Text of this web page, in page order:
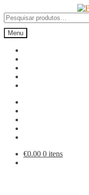
para
a
navegação
para
o
conteúdo
Pesquisar
por:
Menu
€0.00 0 itens